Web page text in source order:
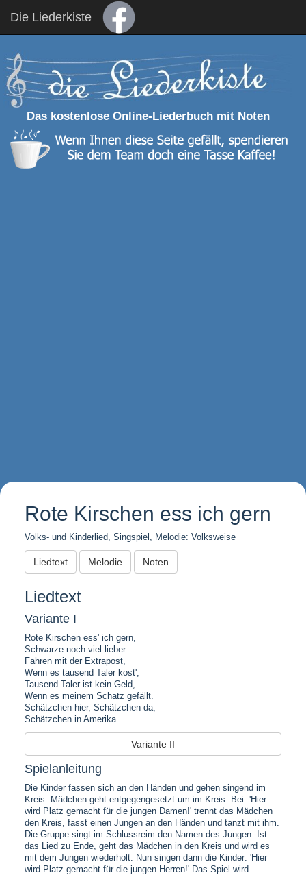
Die Liederkiste
Das kostenlose Online-Liederbuch mit Noten
Rote Kirschen ess ich gern
Volks- und Kinderlied, Singspiel, Melodie: Volksweise
Liedtext Melodie Noten
Liedtext
Variante I
Rote Kirschen ess' ich gern,
Schwarze noch viel lieber.
Fahren mit der Extrapost,
Wenn es tausend Taler kost',
Tausend Taler ist kein Geld,
Wenn es meinem Schatz gefällt.
Schätzchen hier, Schätzchen da,
Schätzchen in Amerika.
Variante II
Spielanleitung
Die Kinder fassen sich an den Händen und gehen singend im
Kreis. Mädchen geht entgegengesetzt um im Kreis. Bei: 'Hier
wird Platz gemacht für die jungen Damen!' trennt das Mädchen
den Kreis, fasst einen Jungen an den Händen und tanzt mit ihm.
Die Gruppe singt im Schlussreim den Namen des Jungen. Ist
das Lied zu Ende, geht das Mädchen in den Kreis und wird es
mit dem Jungen wiederholt. Nun singen dann die Kinder: 'Hier
wird Platz gemacht für die jungen Herren!' Das Spiel wird